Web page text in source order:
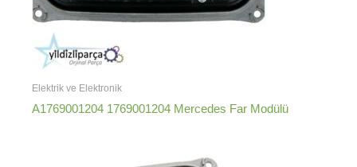
Elektrik ve Elektronik
A1769001204 1769001204 Mercedes Far Modülü